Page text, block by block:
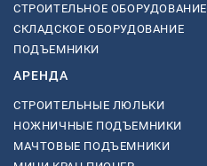
СТРОИТЕЛЬНОЕ ОБОРУДОВАНИЕ
СКЛАДСКОЕ ОБОРУДОВАНИЕ
ПОДЪЕМНИКИ
АРЕНДА
СТРОИТЕЛЬНЫЕ ЛЮЛЬКИ
НОЖНИЧНЫЕ ПОДЪЕМНИКИ
МАЧТОВЫЕ ПОДЪЕМНИКИ